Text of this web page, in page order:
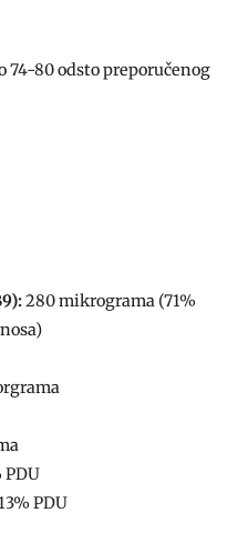
74-80 odsto preporučenog
280 mikrograma (71%
PDU
PDU